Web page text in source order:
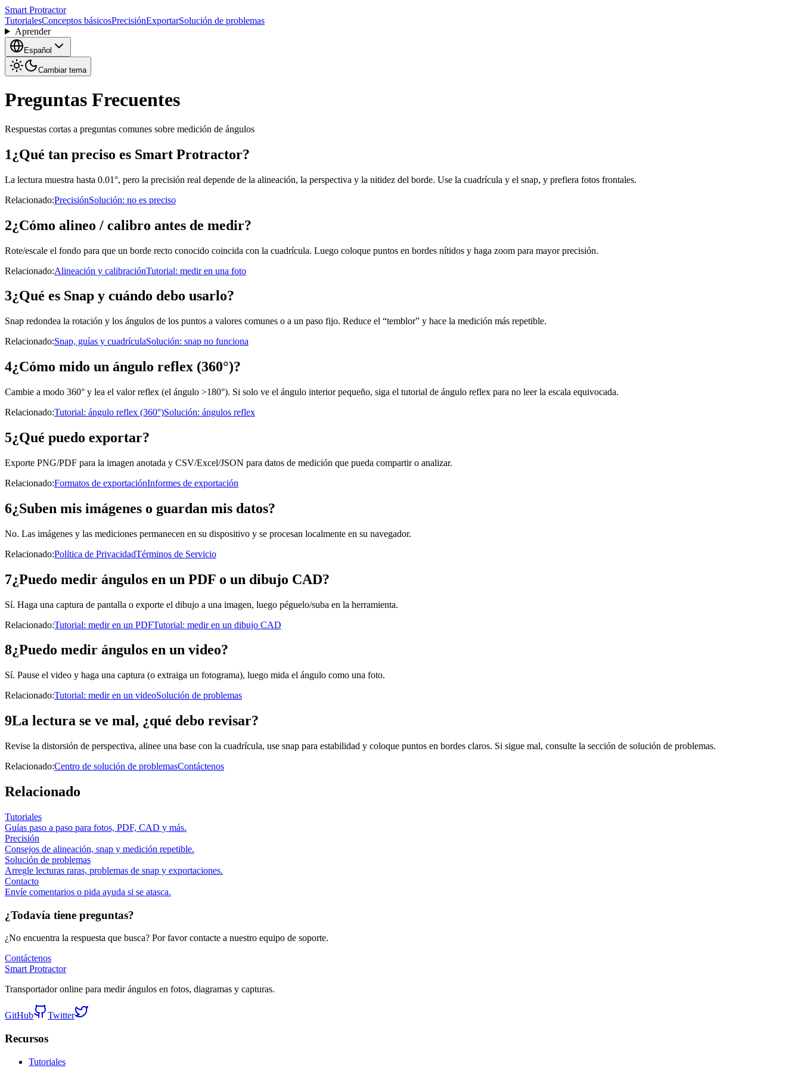
Smart Protractor
TutorialesConceptos básicosPrecisiónExportarSolución de problemas
Aprender
Español
Cambiar tema
Preguntas Frecuentes
Respuestas cortas a preguntas comunes sobre medición de ángulos
1¿Qué tan preciso es Smart Protractor?
La lectura muestra hasta 0.01°, pero la precisión real depende de la alineación, la perspectiva y la nitidez del borde. Use la cuadrícula y el snap, y prefiera fotos frontales.
Relacionado:PrecisiónSolución: no es preciso
2¿Cómo alineo / calibro antes de medir?
Rote/escale el fondo para que un borde recto conocido coincida con la cuadrícula. Luego coloque puntos en bordes nítidos y haga zoom para mayor precisión.
Relacionado:Alineación y calibraciónTutorial: medir en una foto
3¿Qué es Snap y cuándo debo usarlo?
Snap redondea la rotación y los ángulos de los puntos a valores comunes o a un paso fijo. Reduce el “temblor” y hace la medición más repetible.
Relacionado:Snap, guías y cuadrículaSolución: snap no funciona
4¿Cómo mido un ángulo reflex (360°)?
Cambie a modo 360° y lea el valor reflex (el ángulo >180°). Si solo ve el ángulo interior pequeño, siga el tutorial de ángulo reflex para no leer la escala equivocada.
Relacionado:Tutorial: ángulo reflex (360°)Solución: ángulos reflex
5¿Qué puedo exportar?
Exporte PNG/PDF para la imagen anotada y CSV/Excel/JSON para datos de medición que pueda compartir o analizar.
Relacionado:Formatos de exportaciónInformes de exportación
6¿Suben mis imágenes o guardan mis datos?
No. Las imágenes y las mediciones permanecen en su dispositivo y se procesan localmente en su navegador.
Relacionado:Política de PrivacidadTérminos de Servicio
7¿Puedo medir ángulos en un PDF o un dibujo CAD?
Sí. Haga una captura de pantalla o exporte el dibujo a una imagen, luego péguelo/suba en la herramienta.
Relacionado:Tutorial: medir en un PDFTutorial: medir en un dibujo CAD
8¿Puedo medir ángulos en un video?
Sí. Pause el video y haga una captura (o extraiga un fotograma), luego mida el ángulo como una foto.
Relacionado:Tutorial: medir en un videoSolución de problemas
9La lectura se ve mal, ¿qué debo revisar?
Revise la distorsión de perspectiva, alinee una base con la cuadrícula, use snap para estabilidad y coloque puntos en bordes claros. Si sigue mal, consulte la sección de solución de problemas.
Relacionado:Centro de solución de problemasContáctenos
Relacionado
Tutoriales
Guías paso a paso para fotos, PDF, CAD y más.
Precisión
Consejos de alineación, snap y medición repetible.
Solución de problemas
Arregle lecturas raras, problemas de snap y exportaciones.
Contacto
Envíe comentarios o pida ayuda si se atasca.
¿Todavía tiene preguntas?
¿No encuentra la respuesta que busca? Por favor contacte a nuestro equipo de soporte.
Contáctenos
Smart Protractor
Transportador online para medir ángulos en fotos, diagramas y capturas.
GitHub Twitter
Recursos
Tutoriales